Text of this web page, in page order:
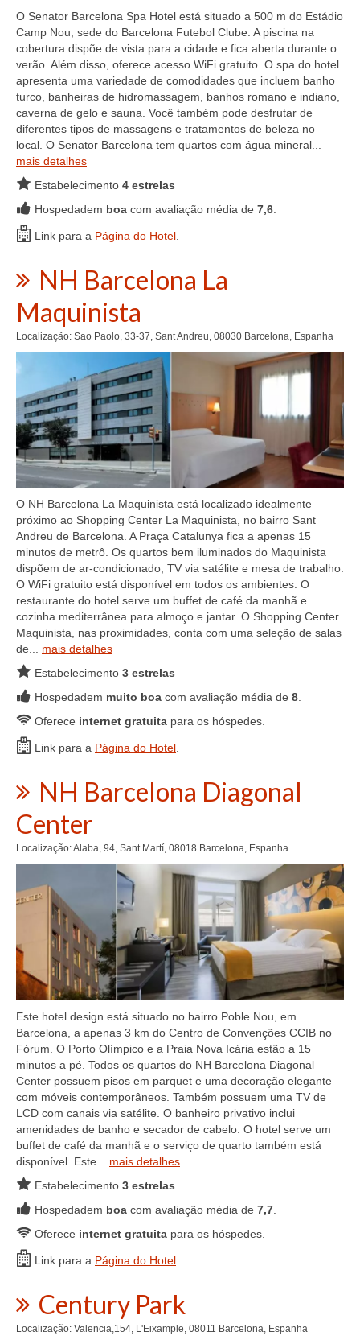
O Senator Barcelona Spa Hotel está situado a 500 m do Estádio
Camp Nou, sede do Barcelona Futebol Clube. A piscina na
cobertura dispõe de vista para a cidade e fica aberta durante o
verão. Além disso, oferece acesso WiFi gratuito. O spa do hotel
apresenta uma variedade de comodidades que incluem banho
turco, banheiras de hidromassagem, banhos romano e indiano,
caverna de gelo e sauna. Você também pode desfrutar de
diferentes tipos de massagens e tratamentos de beleza no
local. O Senator Barcelona tem quartos com água mineral...
mais detalhes
Estabelecimento 4 estrelas
Hospedadem boa com avaliação média de 7,6
Link para a Página do Hotel
NH Barcelona La
Maquinista
Localização: Sao Paolo, 33-37, Sant Andreu, 08030 Barcelona, Espanha
O NH Barcelona La Maquinista está localizado idealmente
próximo ao Shopping Center La Maquinista, no bairro Sant
Andreu de Barcelona. A Praça Catalunya fica a apenas 15
minutos de metrô. Os quartos bem iluminados do Maquinista
dispõem de ar-condicionado, TV via satélite e mesa de trabalho.
O WiFi gratuito está disponível em todos os ambientes. O
restaurante do hotel serve um buffet de café da manhã e
cozinha mediterrânea para almoço e jantar. O Shopping Center
Maquinista, nas proximidades, conta com uma seleção de salas
de... mais detalhes
Estabelecimento 3 estrelas
Hospedadem muito boa com avaliação média de 8
Oferece internet gratuita para os hóspedes.
Link para a Página do Hotel
NH Barcelona Diagonal
Center
Localização: Alaba, 94, Sant Martí, 08018 Barcelona, Espanha
Este hotel design está situado no bairro Poble Nou, em
Barcelona, a apenas 3 km do Centro de Convenções CCIB no
Fórum. O Porto Olímpico e a Praia Nova Icária estão a 15
minutos a pé. Todos os quartos do NH Barcelona Diagonal
Center possuem pisos em parquet e uma decoração elegante
com móveis contemporâneos. Também possuem uma TV de
LCD com canais via satélite. O banheiro privativo inclui
amenidades de banho e secador de cabelo. O hotel serve um
buffet de café da manhã e o serviço de quarto também está
disponível. Este... mais detalhes
Estabelecimento 3 estrelas
Hospedadem boa com avaliação média de 7,7
Oferece internet gratuita para os hóspedes.
Link para a Página do Hotel
Century Park
Localização: Valencia,154, L'Eixample, 08011 Barcelona, Espanha